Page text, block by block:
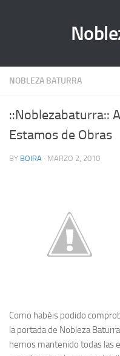
NOBLEZA BATURRA
::Noblezabaturra::
Estamos de Obras
BY BOIRA · MARZO 2, 2010
Como habéis podido
la portada de Nobleza
hemos mantenido todas las